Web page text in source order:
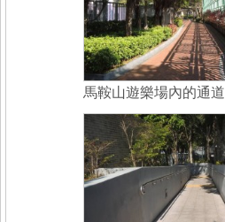
馬鞍山遊樂場內的通道